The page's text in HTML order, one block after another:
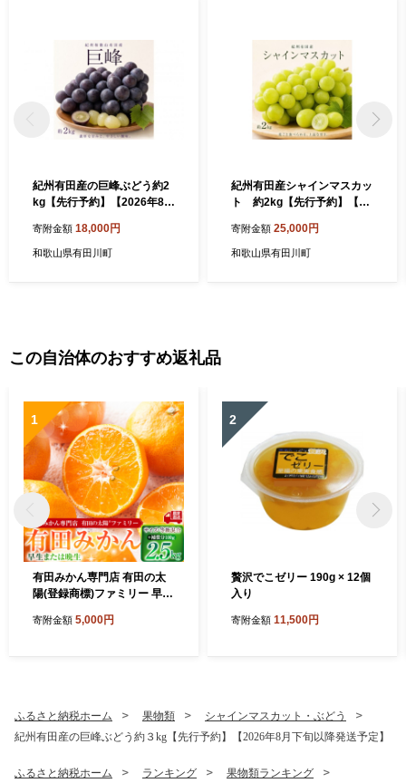
紀州有田産の巨峰ぶどう約2
kg【先行予約】【2026年8月
寄附金額 18,000円
和歌山県有田川町
紀州有田産シャインマスカッ
ト 約2kg【先行予約】【20
寄附金額 25,000円
和歌山県有田川町
この自治体のおすすめ返礼品
1
有田みかん専門店 有田の太
陽(登録商標)ファミリー 早生
＋補償分100g 山採れ・サイ
寄附金額 5,000円
2
贅沢でこゼリー 190g × 12個
入り
寄附金額 11,500円
ふるさと納税ホーム 果物類
シャインマスカット・ぶどう
紀州有田産の巨峰ぶどう約３kg【先行予約】【2026年8月下旬以降発送予定】
ふるさと納税ホーム ランキング 果物類ランキング